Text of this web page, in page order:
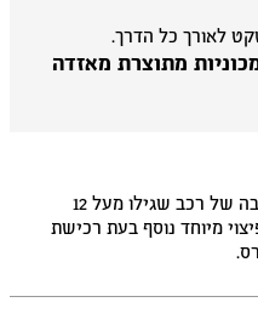
כל הדרך.
מתוצרת מאזדה
במקרה של אובדן מוחלט או גניבה של רכב שגילו מעל 12
פיצוי מיוחד נוסף בעת רכישת